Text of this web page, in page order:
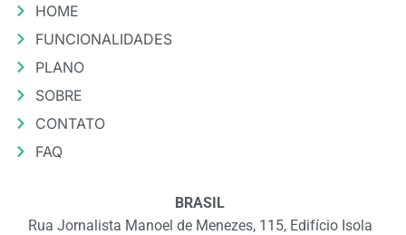
HOME
FUNCIONALIDADES
PLANO
SOBRE
CONTATO
FAQ
BRASIL
Rua Jornalista Manoel de Menezes, 115, Edifício Isola